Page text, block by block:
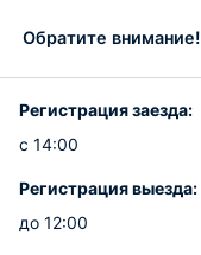
Обратите внимание!
Регистрация заезда:
с 14:00
Регистрация выезда:
до 12:00